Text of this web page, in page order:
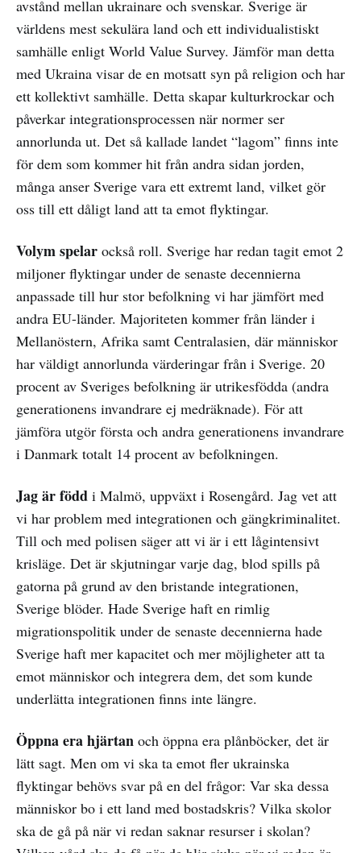
avstånd mellan ukrainare och svenskar. Sverige är
världens mest sekulära land och ett individualistiskt
samhälle enligt World Value Survey. Jämför man detta
med Ukraina visar de en motsatt syn på religion och har
ett kollektivt samhälle. Detta skapar kulturkrockar och
påverkar integrationsprocessen när normer ser
annorlunda ut. Det så kallade landet “lagom” finns inte
för dem som kommer hit från andra sidan jorden,
många anser Sverige vara ett extremt land, vilket gör
oss till ett dåligt land att ta emot flyktingar.
Volym spelar också roll. Sverige har redan tagit emot 2
miljoner flyktingar under de senaste decennierna
anpassade till hur stor befolkning vi har jämfört med
andra EU-länder. Majoriteten kommer från länder i
Mellanöstern, Afrika samt Centralasien, där människor
har väldigt annorlunda värderingar från i Sverige. 20
procent av Sveriges befolkning är utrikesfödda (andra
generationens invandrare ej medräknade). För att
jämföra utgör första och andra generationens invandrare
i Danmark totalt 14 procent av befolkningen.
Jag är född i Malmö, uppväxt i Rosengård. Jag vet att
vi har problem med integrationen och gängkriminalitet.
Till och med polisen säger att vi är i ett lågintensivt
krisläge. Det är skjutningar varje dag, blod spills på
gatorna på grund av den bristande integrationen,
Sverige blöder. Hade Sverige haft en rimlig
migrationspolitik under de senaste decennierna hade
Sverige haft mer kapacitet och mer möjligheter att ta
emot människor och integrera dem, det som kunde
underlätta integrationen finns inte längre.
Öppna era hjärtan och öppna era plånböcker, det är
lätt sagt. Men om vi ska ta emot fler ukrainska
flyktingar behövs svar på en del frågor: Var ska dessa
människor bo i ett land med bostadskris? Vilka skolor
ska de gå på när vi redan saknar resurser i skolan?